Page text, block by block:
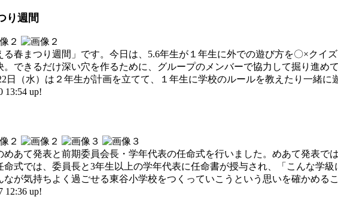
り週間
春まつり週間」です。今日は、5.6年生が１年生に外での遊び方を〇×クイ
できるだけ深い穴を作るために、グループのメンバーで協力して掘り進めて
日（水）は２年生が計画を立てて、１年生に学校のルールを教えたり一緒に
13:54 up!
あて発表と前期委員会長・学年代表の任命式を行いました。めあて発表で
式では、委員長と3年生以上の学年代表に任命書が授与され、「こんな学
が気持ちよく過ごせる東谷小学校をつくっていこうという思いを確かめる
12:36 up!